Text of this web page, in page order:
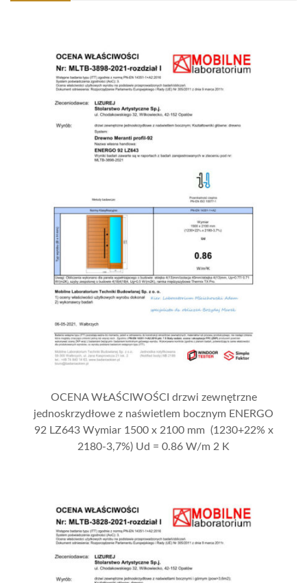
OCENA WŁAŚCIWOŚCI drzwi zewnętrzne
jednoskrzydłowe z naświetlem bocznym ENERGO
92 LZ643 Wymiar 1500 x 2100 mm (1230+22% x
2180-3,7%) Ud = 0.86 W/m 2 K